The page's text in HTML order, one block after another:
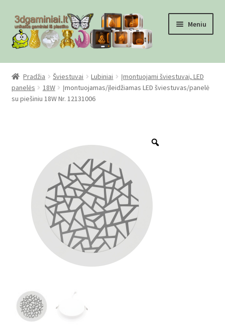
Pereiti
prie
meniu
Pereiti
prie
turinio
Meniu
Pradžia
Checkout
Mūsų partneriai
Pirkimo-pardavimo taisyklės
Privatumo politika
Atsiskaitymo informacija
Gamybos terminai ir procesas
Pradžia Šviestuvai Lubiniai
Įmontuojami šviestuvai, LED
panelės
18W
Įmontuojamas/įleidžiamas LED šviestuvas/panelė
su piešiniu 18W Nr. 12131006